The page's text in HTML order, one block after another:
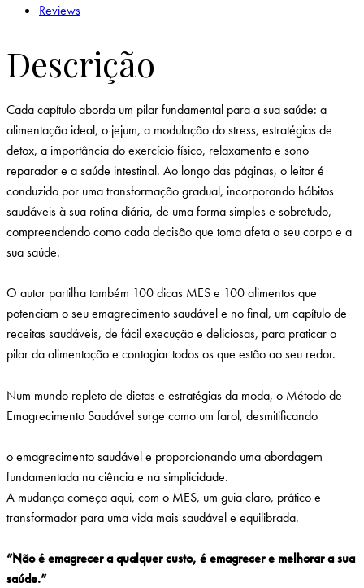
Reviews
Descrição
Cada capítulo aborda um pilar fundamental para a sua saúde: a
alimentação ideal, o jejum, a modulação do stress, estratégias de
detox, a importância do exercício físico, relaxamento e sono
reparador e a saúde intestinal. Ao longo das páginas, o leitor é
conduzido por uma transformação gradual, incorporando hábitos
saudáveis à sua rotina diária, de uma forma simples e sobretudo,
compreendendo como cada decisão que toma afeta o seu corpo e a
sua saúde.
O autor partilha também 100 dicas MES e 100 alimentos que
potenciam o seu emagrecimento saudável e no final, um capítulo de
receitas saudáveis, de fácil execução e deliciosas, para praticar o
pilar da alimentação e contagiar todos os que estão ao seu redor.
Num mundo repleto de dietas e estratégias da moda, o Método de
Emagrecimento Saudável surge como um farol, desmitificando
o emagrecimento saudável e proporcionando uma abordagem
fundamentada na ciência e na simplicidade.
A mudança começa aqui, com o MES, um guia claro, prático e
transformador para uma vida mais saudável e equilibrada.
“Não é emagrecer a qualquer custo, é emagrecer e melhorar a sua
saúde.”